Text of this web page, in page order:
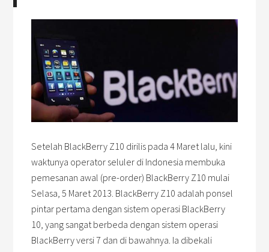
Setelah BlackBerry Z10 dirilis pada 4 Maret lalu, kini
waktunya operator seluler di Indonesia membuka
pemesanan awal (pre-order) BlackBerry Z10 mulai
Selasa, 5 Maret 2013. BlackBerry Z10 adalah ponsel
pintar pertama dengan sistem operasi BlackBerry
10, yang sangat berbeda dengan sistem operasi
BlackBerry versi 7 dan di bawahnya. Ia dibekali